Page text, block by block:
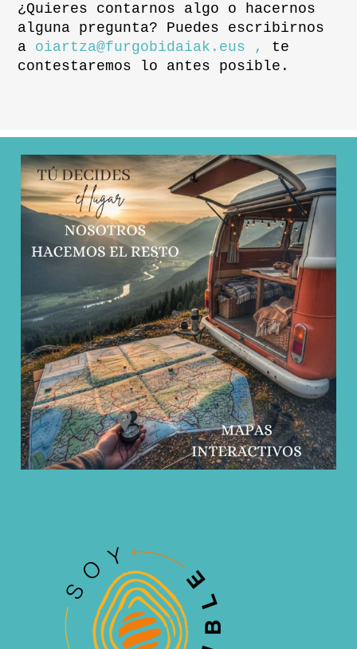
¿Quieres contarnos algo o hacernos
alguna pregunta? Puedes escribirnos
a oiartza@furgobidaiak.eus ,
te
contestaremos lo antes posible.